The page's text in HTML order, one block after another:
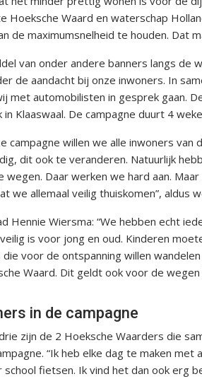
Hoeksche Waard en waterschap
de maximumsnelheid te houden. Dat
van onder andere banners langs de
de aandacht bij onze inwoners. In
met automobilisten in gesprek gaan.
in Klaaswaal. De campagne duurt 4
campagne willen we alle inwoners
dit ook te veranderen. Natuurlijk
wegen. Daar werken we hard aan.
we allemaal veilig thuiskomen”, aldus
Hennie Wiersma: “We hebben echt
is voor jong en oud. Kinderen
voor de ontspanning willen
Waard. Dit geldt ook voor de
in de campagne
zijn de 2 Hoeksche Waarders die
“Ik heb elke dag te maken
school fietsen. Ik vind het dan ook erg